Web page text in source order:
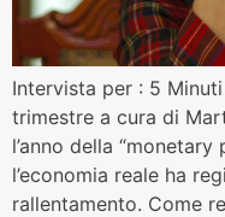
Intervista per : 5
trimestre a cura di
l’anno della
l’economia reale ha
rallentamento. Come